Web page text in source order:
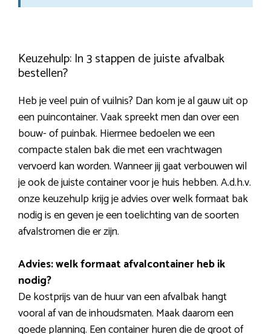
Keuzehulp: In 3 stappen de juiste afvalbak
bestellen?
Heb je veel puin of vuilnis? Dan kom je al gauw uit op
een puincontainer. Vaak spreekt men dan over een
bouw- of puinbak. Hiermee bedoelen we een
compacte stalen bak die met een vrachtwagen
vervoerd kan worden. Wanneer jij gaat verbouwen wil
je ook de juiste container voor je huis hebben. A.d.h.v.
onze keuzehulp krijg je advies over welk formaat bak
nodig is en geven je een toelichting van de soorten
afvalstromen die er zijn.
Advies: welk formaat afvalcontainer heb ik
nodig?
De kostprijs van de huur van een afvalbak hangt
vooral af van de inhoudsmaten. Maak daarom een
goede planning. Een container huren die de groot of